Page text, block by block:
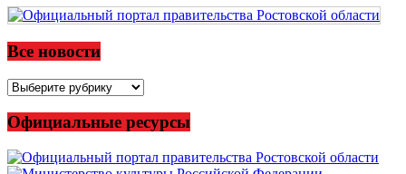
Все новости
Все
Официальные ресурсы